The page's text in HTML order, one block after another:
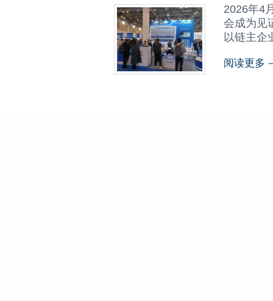
2026年4
会成为见
以链主企
阅读更多